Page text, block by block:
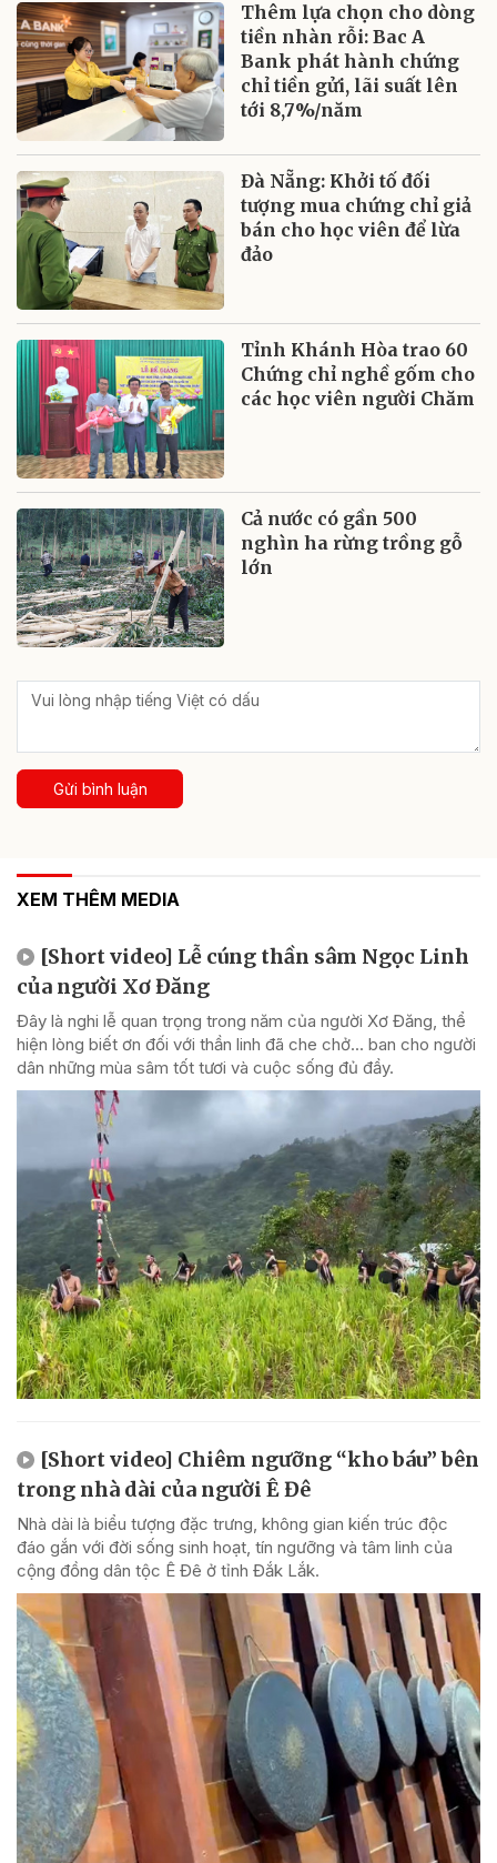
Thêm lựa chọn cho dòng
tiền nhàn rỗi: Bac A
Bank phát hành chứng
chỉ tiền gửi, lãi suất lên
tới 8,7%/năm
Đà Nẵng: Khởi tố đối
tượng mua chứng chỉ giả
bán cho học viên để lừa
đảo
Tỉnh Khánh Hòa trao 60
Chứng chỉ nghề gốm cho
các học viên người Chăm
Cả nước có gần 500
nghìn ha rừng trồng gỗ
lớn
Gửi bình luận
XEM THÊM MEDIA
[Short video] Lễ cúng thần sâm Ngọc Linh
của người Xơ Đăng
Đây là nghi lễ quan trọng trong năm của người Xơ Đăng, thể
hiện lòng biết ơn đối với thần linh đã che chở... ban cho người
dân những mùa sâm tốt tươi và cuộc sống đủ đầy.
[Short video] Chiêm ngưỡng “kho báu” bên
trong nhà dài của người Ê Đê
Nhà dài là biểu tượng đặc trưng, không gian kiến trúc độc
đáo gắn với đời sống sinh hoạt, tín ngưỡng và tâm linh của
cộng đồng dân tộc Ê Đê ở tỉnh Đắk Lắk.